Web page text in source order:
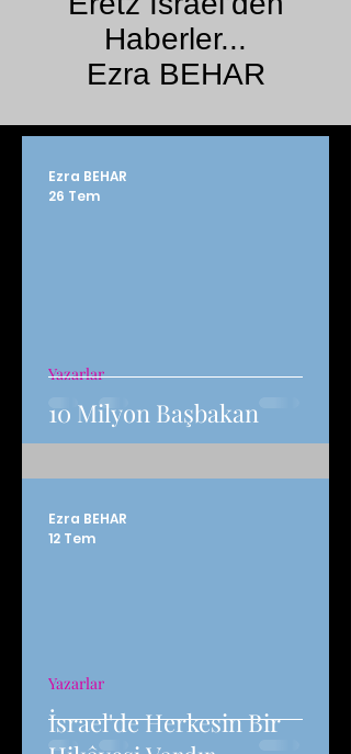
Haberler...
Ezra BEHAR
10 Milyon Başbakan
Yazarlar
Ezra BEHAR
26 Tem
İsrael'de Herkesin Bir
Yazarlar
Ezra BEHAR
12 Tem